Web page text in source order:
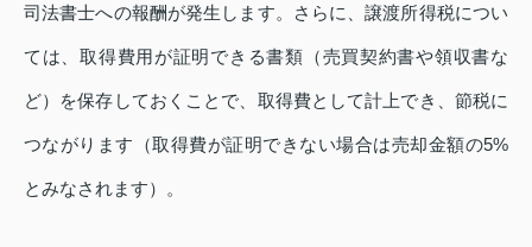
司法書士への報酬が発生します。さらに、譲渡所得税につい
ては、取得費用が証明できる書類（売買契約書や領収書な
ど）を保存しておくことで、取得費として計上でき、節税に
つながります（取得費が証明できない場合は売却金額の5%
とみなされます）。